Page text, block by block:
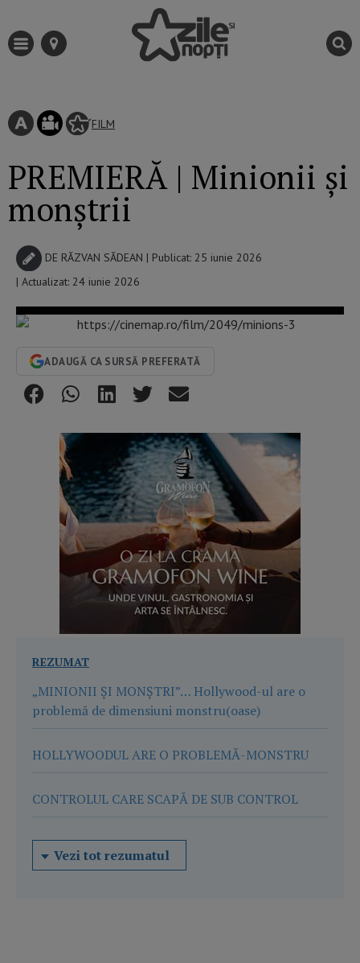
FILM
PREMIERĂ | Minionii și
monștrii
DE RĂZVAN SĂDEAN | Publicat: 25 iunie 2026
| Actualizat: 24 iunie 2026
ADAUGĂ CA SURSĂ PREFERATĂ
REZUMAT
„MINIONII ȘI MONȘTRI”… Hollywood-ul are o
problemă de dimensiuni monstru(oase)
HOLLYWOODUL ARE O PROBLEMĂ-MONSTRU
CONTROLUL CARE SCAPĂ DE SUB CONTROL
Vezi tot rezumatul